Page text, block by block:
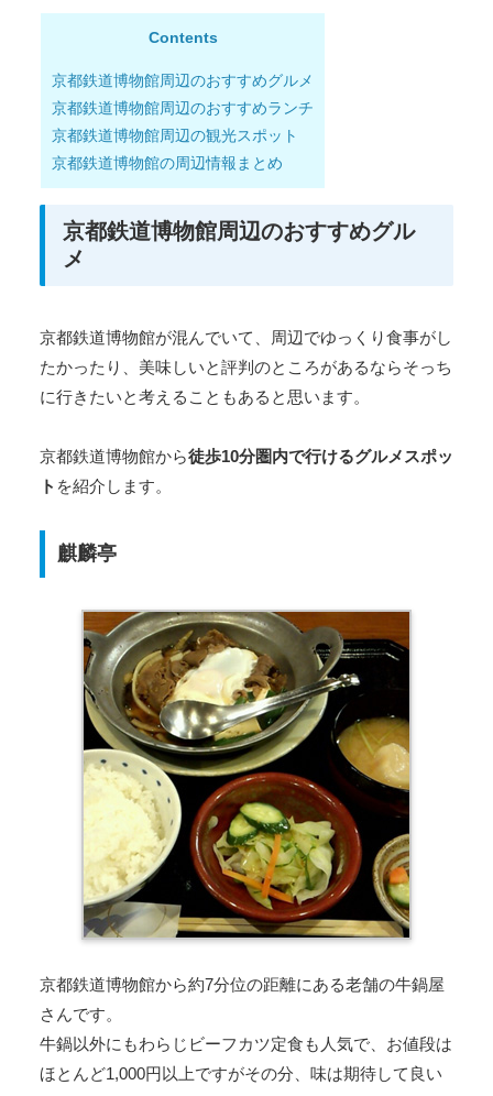
Contents
京都鉄道博物館周辺のおすすめグルメ
京都鉄道博物館周辺のおすすめランチ
京都鉄道博物館周辺の観光スポット
京都鉄道博物館の周辺情報まとめ
京都鉄道博物館周辺のおすすめグル
メ
京都鉄道博物館が混んでいて、周辺でゆっくり食事がし
たかったり、美味しいと評判のところがあるならそっち
に行きたいと考えることもあると思います。
京都鉄道博物館から徒歩10分圏内で行けるグルメスポッ
ト を紹介します。
麒麟亭
京都鉄道博物館から約7分位の距離にある老舗の牛鍋屋
さんです。
牛鍋以外にもわらじビーフカツ定食も人気で、お値段は
ほとんど1,000円以上ですがその分、味は期待して良い